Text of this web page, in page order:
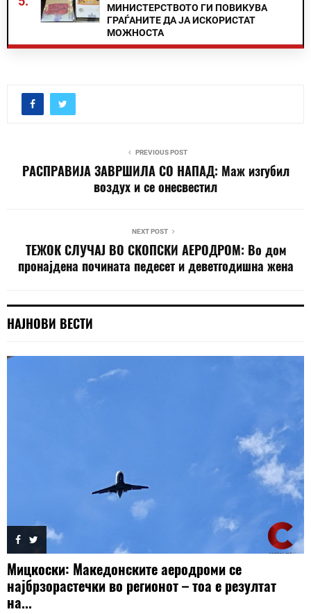
МИНИСТЕРСТВОТО ГИ ПОВИКУВА
ГРАЃАНИТЕ ДА ЈА ИСКОРИСТАТ
МОЖНОСТА
PREVIOUS POST
РАСПРАВИЈА ЗАВРШИЛА СО НАПАД: Маж изгубил
воздух и се онесвестил
NEXT POST
ТЕЖОК СЛУЧАЈ ВО СКОПСКИ АЕРОДРОМ: Во дом
пронајдена почината педесет и деветгодишна жена
НАЈНОВИ ВЕСТИ
Мицкоски: Македонските аеродроми се
најбрзорастечки во регионот – тоа е резултат
на...